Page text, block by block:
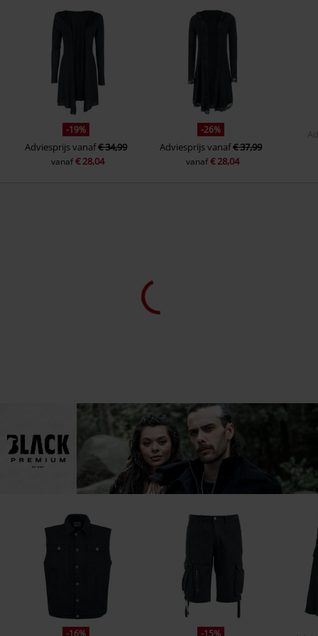
www.emp.de
-19%
Adviesprijsvanaf€ 34,99
vanaf€ 28,04
-26%
Adviesprijsvanaf€ 37,99
vanaf€ 28,04
-16% -15%